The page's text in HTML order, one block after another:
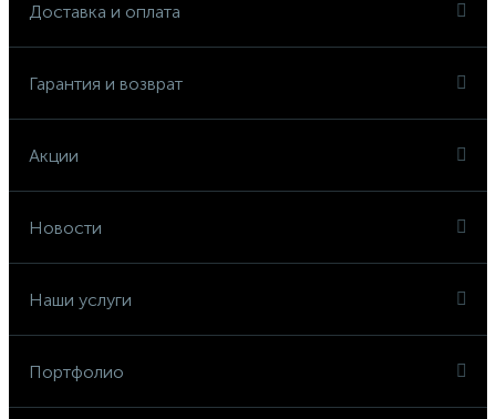
Доставка и оплата
Гарантия и возврат
Акции
Новости
Наши услуги
Портфолио